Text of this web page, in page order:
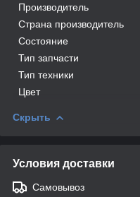
Производитель
Страна производитель
Состояние
Тип запчасти
Тип техники
Цвет
Скрыть
Условия доставки
Самовывоз